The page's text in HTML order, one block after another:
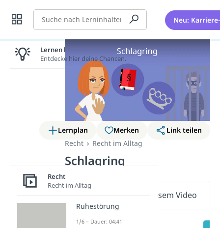
Suche Neu:
Lernplan Merken
Link teilen
Recht
Recht im Alltag
Schlagring
Wichtige Inhalte in diesem Video
Lernen lohnt sich!
Entdecke hier deine Chancen.
Recht
Recht im Alltag
Ruhestörung
1/6 – Dauer: 04:41